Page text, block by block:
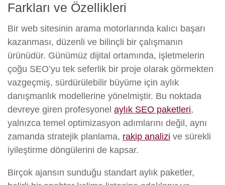
Farkları ve Özellikleri
Bir web sitesinin arama motorlarında kalıcı başarı
kazanması, düzenli ve bilinçli bir çalışmanın
ürünüdür. Günümüz dijital ortamında, işletmelerin
çoğu SEO’yu tek seferlik bir proje olarak görmekten
vazgeçmiş, sürdürülebilir büyüme için aylık
danışmanlık modellerine yönelmiştir. Bu noktada
devreye giren profesyonel aylık SEO paketleri,
yalnızca temel optimizasyon adımlarını değil, aynı
zamanda stratejik planlama, rakip analizi ve sürekli
iyileştirme döngülerini de kapsar.
Birçok ajansın sunduğu standart aylık paketler,